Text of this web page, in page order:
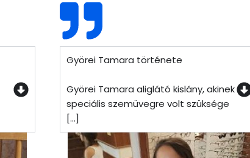
Györei Tamara története
Györei Tamara aliglátó kislány, akinek
speciális szemüvegre volt szüksége
[...]